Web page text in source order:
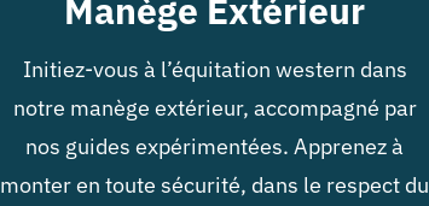
Manège Extérieur
Initiez-vous à l’équitation western dans
notre manège extérieur, accompagné par
nos guides expérimentées. Apprenez à
monter en toute sécurité, dans le respect du